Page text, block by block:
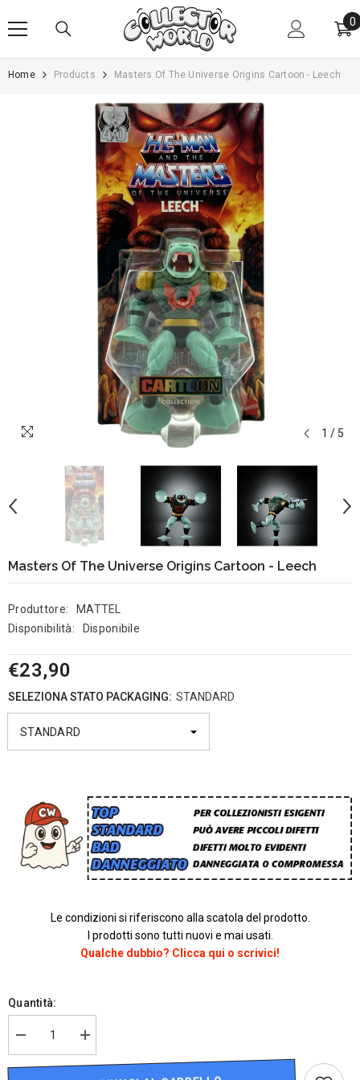
0
0
Home Products Masters Of The Universe Origins Cartoon - Leech
1 / 5
Masters Of The Universe Origins Cartoon - Leech
Produttore:
MATTEL
Disponibilità:
Disponibile
€23,90
SELEZIONA STATO PACKAGING: STANDARD
Le condizioni si riferiscono alla scatola del prodotto.
I prodotti sono tutti nuovi e mai usati.
Qualche dubbio? Clicca qui o scrivici!
Quantità:
Diminuire
la
quantità
Aumenta
la
quantità